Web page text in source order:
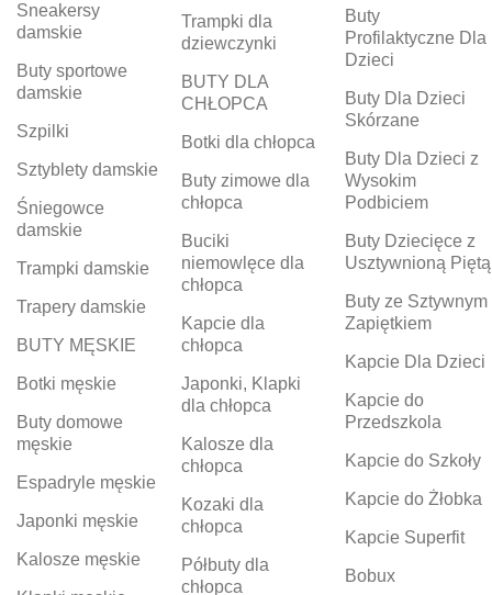
Sneakersy
damskie
Buty sportowe
damskie
Szpilki
Sztyblety damskie
Śniegowce
damskie
Trampki damskie
Trapery damskie
BUTY MĘSKIE
Botki męskie
Buty domowe
męskie
Espadryle męskie
Japonki męskie
Kalosze męskie
Trampki dla
dziewczynki
BUTY DLA
CHŁOPCA
Botki dla chłopca
Buty zimowe dla
chłopca
Buciki
niemowlęce dla
chłopca
Kapcie dla
chłopca
Japonki, Klapki
dla chłopca
Kalosze dla
chłopca
Kozaki dla
chłopca
Półbuty dla
chłopca
Buty
Profilaktyczne Dla
Dzieci
Buty Dla Dzieci
Skórzane
Buty Dla Dzieci z
Wysokim
Podbiciem
Buty Dziecięce z
Usztywnioną Piętą
Buty ze Sztywnym
Zapiętkiem
Kapcie Dla Dzieci
Kapcie do
Przedszkola
Kapcie do Szkoły
Kapcie do Żłobka
Kapcie Superfit
Bobux